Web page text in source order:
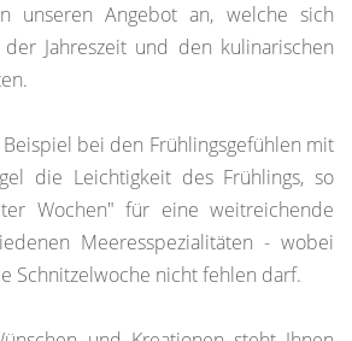
unseren Angebot an, welche sich
Jahreszeit und den kulinarischen
bei den Frühlingsgefühlen mit
die Leichtigkeit des Frühlings, so
Wochen" für eine weitreichende
Meeresspezialitäten - wobei
Schnitzelwoche nicht fehlen darf.